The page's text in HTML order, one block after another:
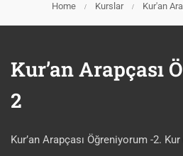
Home Kurslar Kur'an
Kur’an Arapçası
2
Kur’an Arapçası Öğreniyorum -2.